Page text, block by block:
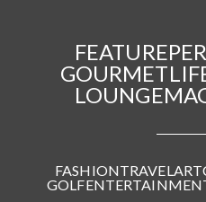
FEATURE
GOURMET
LOUNGE
FASHIONTRAVEL ART
GOLF